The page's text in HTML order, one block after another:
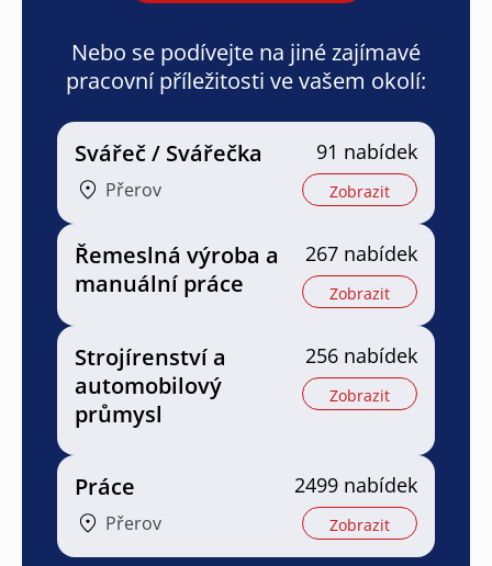
Nebo se podívejte na jiné zajímavé
pracovní příležitosti ve vašem okolí:
Svářeč / Svářečka
Přerov
91 nabídek
Zobrazit
Řemeslná výroba a
manuální práce
267 nabídek
Zobrazit
Strojírenství a
automobilový
průmysl
256 nabídek
Zobrazit
Práce
Přerov
2499 nabídek
Zobrazit